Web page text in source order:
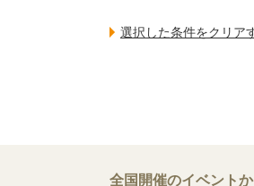
全国開催のイベント